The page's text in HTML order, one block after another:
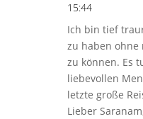
15:44
Ich bin tief
zu haben ohne
zu können. Es
liebevollen
letzte große
Lieber